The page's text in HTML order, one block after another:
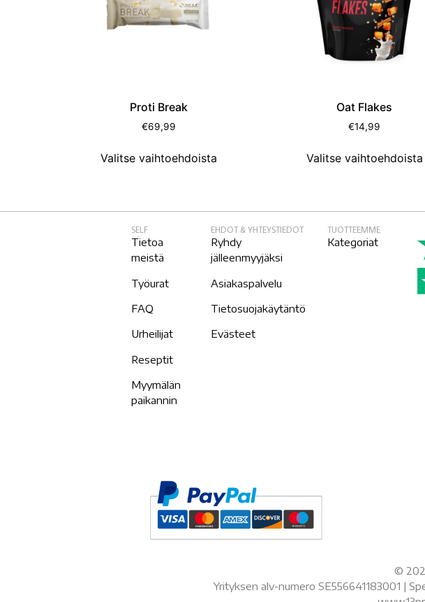
Proti Break
€69,99
Valitse vaihtoehdoista
Oat Flakes
€14,99
Valitse vaihtoehdoista
SELF
Tietoa
meistä
Työurat
FAQ
Urheilijat
Reseptit
Myymälän
paikannin
EHDOT & YHTEYSTIEDOT
Ryhdy
jälleenmyyjäksi
Asiakaspalvelu
Tietosuojakäytäntö
Evästeet
TUOTTEEMME
Kategoriat
©
Yrityksen alv-numero SE556641183001 |